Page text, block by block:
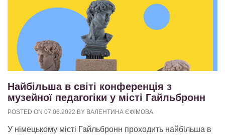
Найбільша в світі конференція з
музейної педагогіки у місті Гайльбронн
POSTED ON 07.06.2022 BY ВАЛЕНТИНА ЄФІМОВА
У німецькому місті Гайльбронн проходить найбільша в